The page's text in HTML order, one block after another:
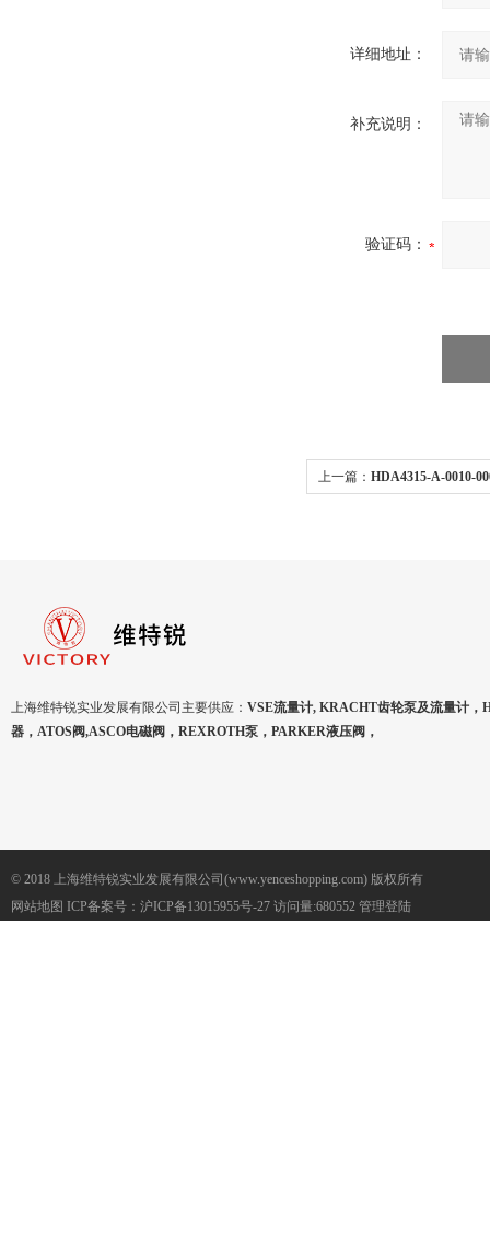
详细地址：
补充说明：
验证码：
上一篇： HDA4315-A-0010-
上海维特锐实业发展有限公司主要供应： VSE流量计, KRACHT齿轮泵及流量计，
器，ATOS阀,ASCO电磁阀，REXROTH泵，PARKER液压阀，
© 2018 上海维特锐实业发展有限公司(www.yenceshopping.com) 版权所有
网站地图 ICP备案号： 沪ICP备13015955号-27 访问量:680552 管理登陆